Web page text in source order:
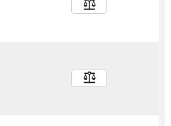
balance
balance